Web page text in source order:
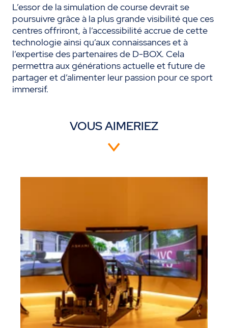
L’essor de la simulation de course devrait se
poursuivre grâce à la plus grande visibilité que ces
centres offriront, à l’accessibilité accrue de cette
technologie ainsi qu’aux connaissances et à
l’expertise des partenaires de D-BOX. Cela
permettra aux générations actuelle et future de
partager et d’alimenter leur passion pour ce sport
immersif.
VOUS AIMERIEZ